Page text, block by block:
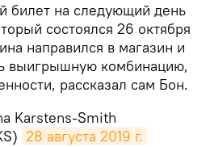
билет на следующий день
состоялся 26 октября
направился в магазин и
выигрышную комбинацию,
рассказал сам Бон.
Karstens-Smith
28 августа 2019 г.